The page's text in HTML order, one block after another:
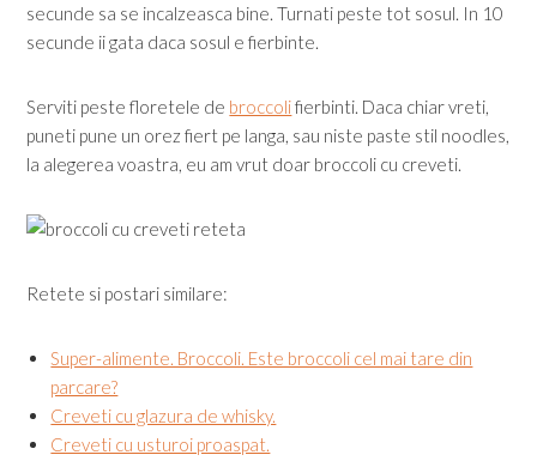
secunde sa se incalzeasca bine. Turnati peste tot sosul. In 10
secunde ii gata daca sosul e fierbinte.
Serviti peste floretele de broccolifierbinti. Daca chiar vreti,
puneti pune un orez fiert pe langa, sau niste paste stil noodles,
la alegerea voastra, eu am vrut doar broccoli cu creveti.
Retete si postari similare:
Super-alimente. Broccoli. Este broccoli cel mai tare din
parcare?
Creveti cu glazura de whisky.
Creveti cu usturoi proaspat.